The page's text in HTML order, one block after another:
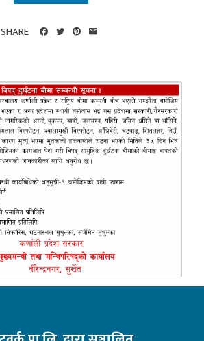
SHARE